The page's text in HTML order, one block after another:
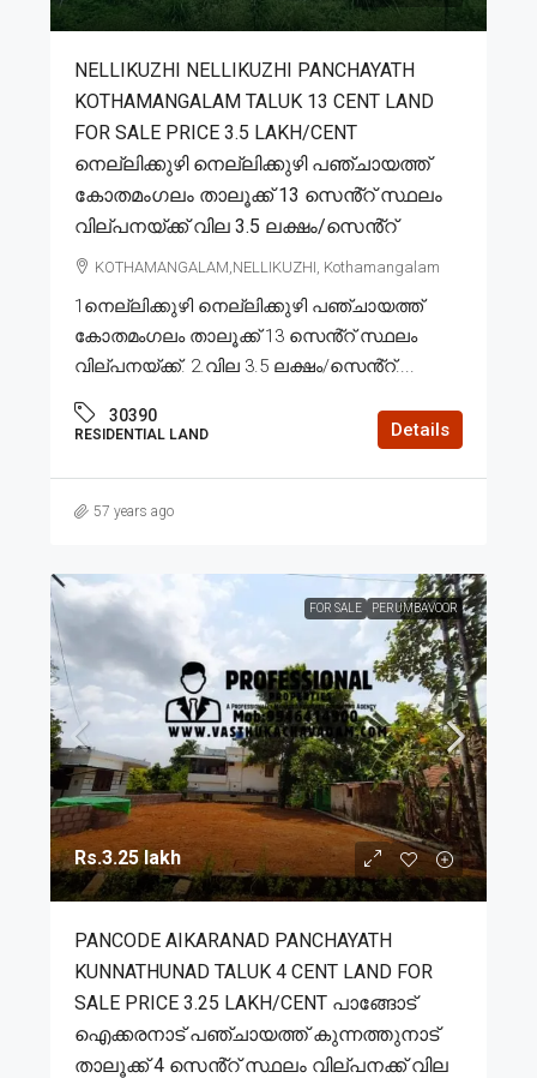
NELLIKUZHI NELLIKUZHI PANCHAYATH
KOTHAMANGALAM TALUK 13 CENT LAND
FOR SALE PRICE 3.5 LAKH/CENT
നെല്ലിക്കുഴി നെല്ലിക്കുഴി പഞ്ചായത്ത്
കോതമംഗലം താലൂക്ക് 13 സെൻ്റ് സ്ഥലം
വില്പനയ്ക്ക് വില 3.5 ലക്ഷം/സെൻ്റ്
KOTHAMANGALAM,NELLIKUZHI, Kothamangalam
1നെല്ലിക്കുഴി നെല്ലിക്കുഴി പഞ്ചായത്ത്
കോതമംഗലം താലൂക്ക് 13 സെൻ്റ് സ്ഥലം
വില്പനയ്ക്ക്. 2.വില 3.5 ലക്ഷം/സെൻ്റ്....
30390
RESIDENTIAL LAND Details
57 years ago
FOR SALE PERUMBAVOOR
Rs.3.25 lakh
PANCODE AIKARANAD PANCHAYATH
KUNNATHUNAD TALUK 4 CENT LAND FOR
SALE PRICE 3.25 LAKH/CENT പാങ്ങോട്
ഐക്കരനാട് പഞ്ചായത്ത് കുന്നത്തുനാട്
താലൂക്ക് 4 സെൻ്റ് സ്ഥലം വില്പനക്ക് വില